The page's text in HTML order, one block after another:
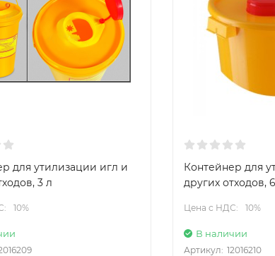
для утилизации игл и
3 л
10%
Контейнер для
других отходов,
Цена с НДС: 10%
В наличии
Артикул: 12016210